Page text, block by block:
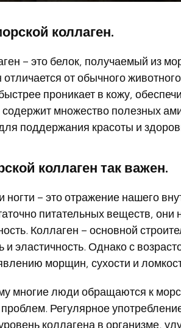
коллаген.
– это белок, получаемый из
от обычного
проникает в кожу,
содержит множество полезных
поддержания красоты и
коллаген так важен.
ногти – это отражение нашего
питательных веществ, они
Коллаген – основной
и эластичность. Однако с
морщин, сухости и
многие люди обращаются к
Регулярное
коллагена в организме,